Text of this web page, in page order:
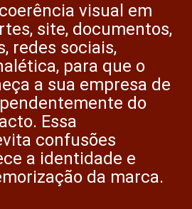
visual em
site, documentos,
redes sociais,
para que o
a sua empresa de
do
Essa
confusões
a identidade e
da marca.